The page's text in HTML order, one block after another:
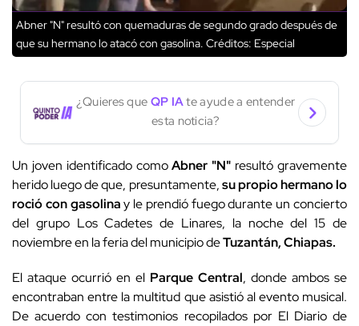
Abner "N" resultó con quemaduras de segundo grado después de
que su hermano lo atacó con gasolina. Créditos: Especial
¿Quieres que QP IAte ayude a entender
esta noticia?
Un joven identificado comoAbner "N" resultó gravemente
herido luego de que, presuntamente,su propio hermano lo
roció con gasolinay le prendió fuego durante un concierto
del grupo Los Cadetes de Linares, la noche del 15 de
noviembre en la feria del municipio deTuzantán, Chiapas.
El ataque ocurrió en el Parque Central, donde ambos se
encontraban entre la multitud que asistió al evento musical.
De acuerdo con testimonios recopilados por El Diario de